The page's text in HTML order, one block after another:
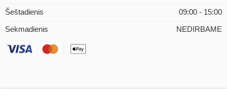
Šeštadienis 09:00 - 15:00
Sekmadienis NEDIRBAME